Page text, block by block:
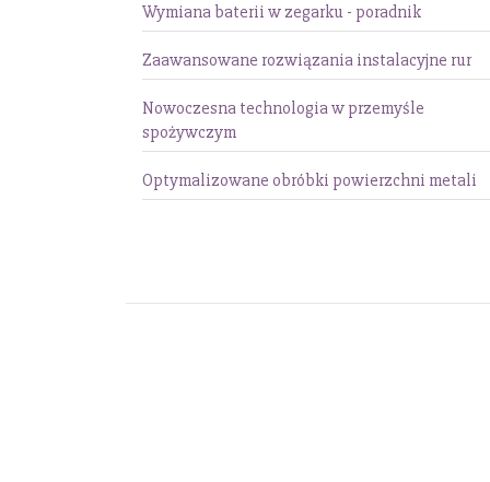
Wymiana baterii w zegarku - poradnik
Zaawansowane rozwiązania instalacyjne rur
Nowoczesna technologia w przemyśle
spożywczym
Optymalizowane obróbki powierzchni metali